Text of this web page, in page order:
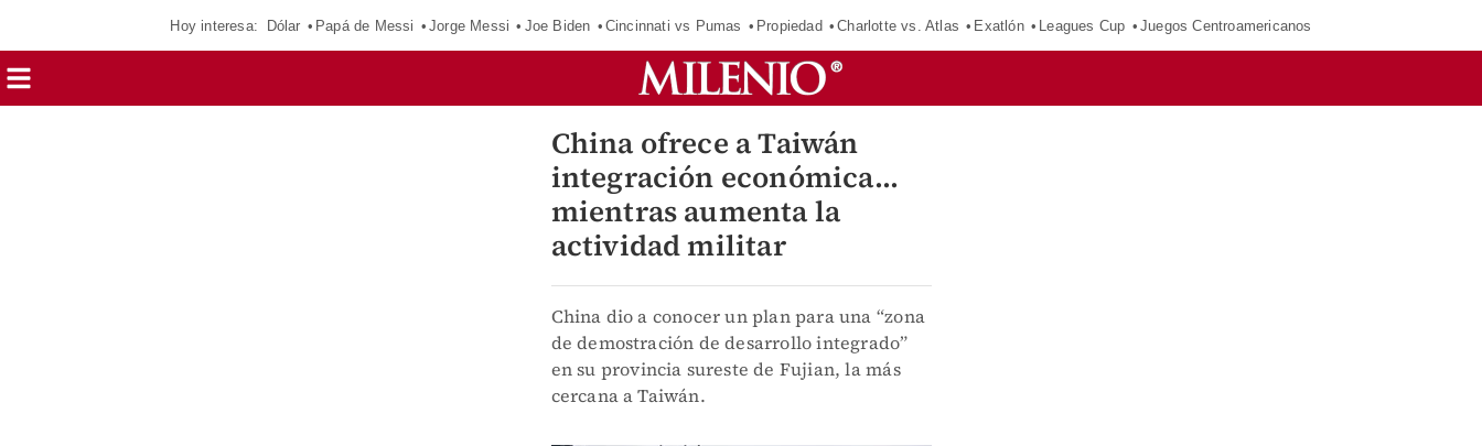
Hoy interesa: Dólar Papá de Messi Jorge Messi Joe Biden Cincinnati vs Pumas Propiedad Charlotte vs. Atlas Exatlón Leagues Cup Juegos Centroamericanos
China ofrece a Taiwán
integración económica...
mientras aumenta la
actividad militar
China dio a conocer un plan para una “zona
de demostración de desarrollo integrado”
en su provincia sureste de Fujian, la más
cercana a Taiwán.